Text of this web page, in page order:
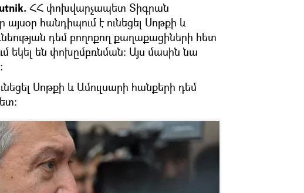
ՀՀ փոխվարչապետ Տիգրան
այսօր հանդիպում է ունեցել Սոթքի և
դեմ բողոքող քաղաքացիների հետ
եկել են փոխըմբռնման։ Այս մասին նա
Սոթքի և Ամուլսարի հանքերի դեմ